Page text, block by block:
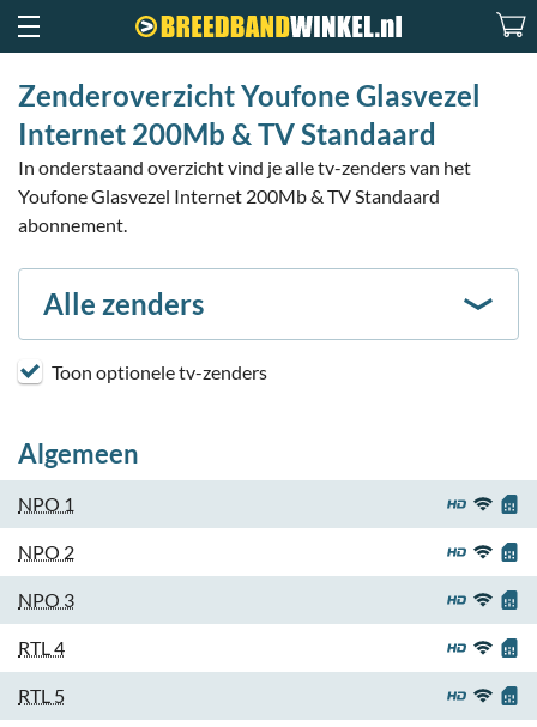
Zenderoverzicht Youfone Glasvezel
Internet 200Mb & TV Standaard
In onderstaand overzicht vind je alle tv-zenders van het
Youfone Glasvezel Internet 200Mb & TV Standaard
abonnement.
Alle zenders
Toon optionele tv-zenders
Algemeen
NPO 1
NPO 2
NPO 3
RTL 4
RTL 5